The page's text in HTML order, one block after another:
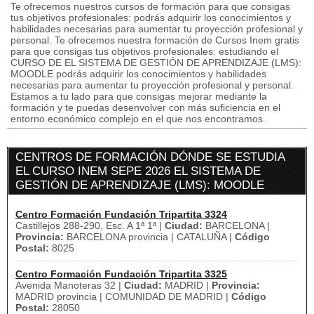
Te ofrecemos nuestros cursos de formación para que consigas
tus objetivos profesionales: podrás adquirir los conocimientos y
habilidades necesarias para aumentar tu proyección profesional y
personal. Te ofrecemos nuestra formación de Cursos Inem gratis
para que consigas tus objetivos profesionales: estudiando el
CURSO DE EL SISTEMA DE GESTIÓN DE APRENDIZAJE (LMS):
MOODLE podrás adquirir los conocimientos y habilidades
necesarias para aumentar tu proyección profesional y personal.
Estamos a tu lado para que consigas mejorar mediante la
formación y te puedas desenvolver con más suficiencia en el
entorno económico complejo en el que nos encontramos.
CENTROS DE FORMACIÓN DÓNDE SE ESTUDIA
EL CURSO INEM SEPE 2026 EL SISTEMA DE
GESTIÓN DE APRENDIZAJE (LMS): MOODLE
Centro Formación Fundación Tripartita 3324
Castillejos 288-290, Esc. A 1ª 1ª | Ciudad: BARCELONA |
Provincia: BARCELONA provincia | CATALUÑA | Código
Postal: 8025
Centro Formación Fundación Tripartita 3325
Avenida Manoteras 32 | Ciudad: MADRID | Provincia:
MADRID provincia | COMUNIDAD DE MADRID | Código
Postal: 28050